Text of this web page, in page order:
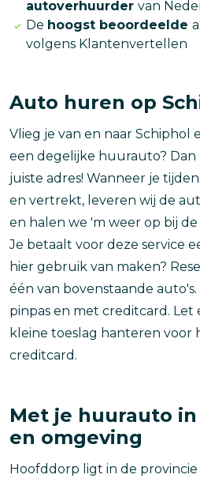
autoverhuurder van
De hoogst beoordeelde
volgens Klantenvertellen
Auto huren op
Vlieg je van en naar Schiphol
een degelijke huurauto? Dan
juiste adres! Wanneer je
en vertrekt, leveren wij de
en halen we 'm weer op bij
Je betaalt voor deze service
hier gebruik van maken?
één van bovenstaande
pinpas en met creditcard. Let
kleine toeslag hanteren voor
creditcard.
Met je huurauto
en omgeving
Hoofddorp ligt in de